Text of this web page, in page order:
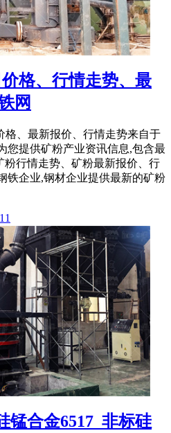
格、行情走势、最
网
格、最新报价、行情走势来自于
您提供矿粉产业资讯信息,包含最
粉行情走势、矿粉最新报价、行
铁企业,钢材企业提供最新的矿粉
锰合金6517_非标硅